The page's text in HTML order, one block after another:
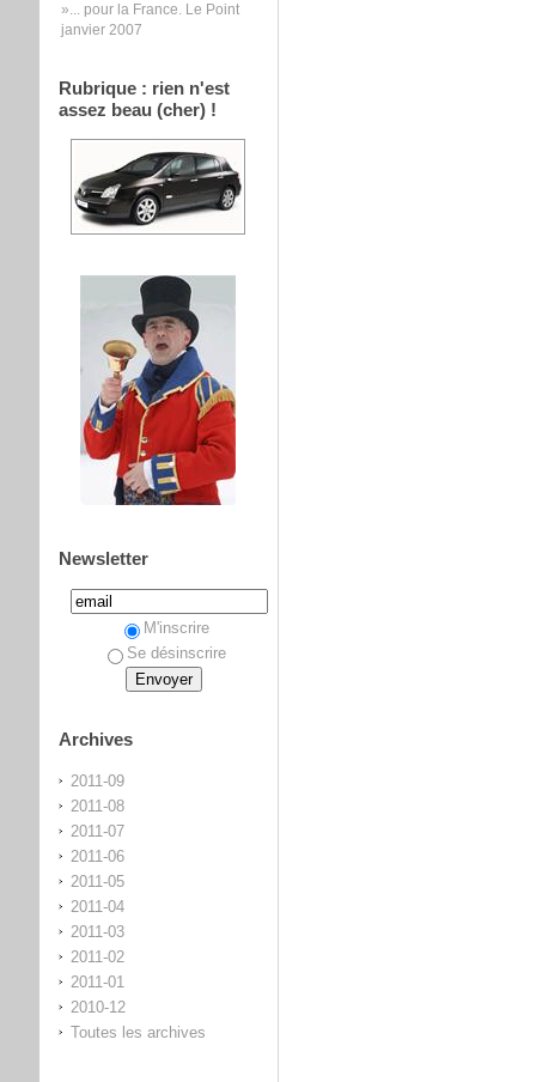
»... pour la France. Le Point
janvier 2007
Rubrique : rien n'est
assez beau (cher) !
Newsletter
M'inscrire
Se désinscrire
Archives
2011-09
2011-08
2011-07
2011-06
2011-05
2011-04
2011-03
2011-02
2011-01
2010-12
Toutes les archives